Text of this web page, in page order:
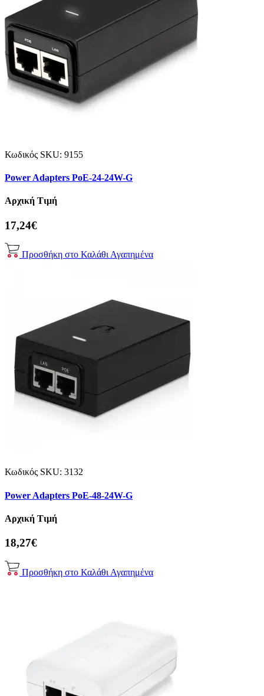
Κωδικός SKU: 9155
Power Adapters PoE-24-24W-G
Αρχική Τιμή
17,24€
Προσθήκη στο Καλάθι Αγαπημένα
Κωδικός SKU: 3132
Power Adapters PoE-48-24W-G
Αρχική Τιμή
18,27€
Προσθήκη στο Καλάθι Αγαπημένα